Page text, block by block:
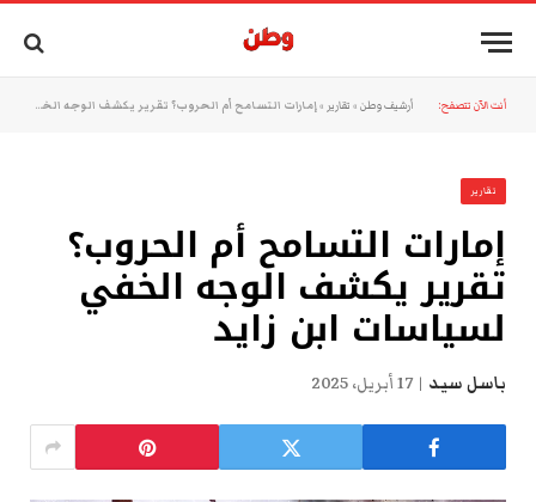
أنت الآن تتصفح: أرشيف وطن » تقارير »إمارات التسامح أم الحروب؟ تقرير يكشف الوجه الخفي لسياسات ابن زايد
تقارير
إمارات التسامح أم الحروب؟
تقرير يكشف الوجه الخفي
لسياسات ابن زايد
باسل سيد 17 أبريل، 2025